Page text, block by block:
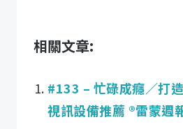
相關文章:
#133 – 忙碌成癮／打
視訊設備推薦 ®️雷蒙週